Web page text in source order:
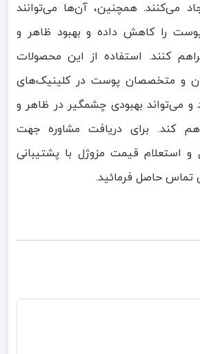
می‌کنند. همچنین، آن‌ها می‌توانند
را کاهش داده و بهبود ظاهر و
کنند. استفاده از این محصولات
و متخصصان پوست در کلینیک‌های
و می‌تواند بهبودی چشمگیر در ظاهر و
کند. برای دریافت مشاوره جهت
و استعلام قیمت مزوژل با پشتیبانی
تماس حاصل فرمائید.